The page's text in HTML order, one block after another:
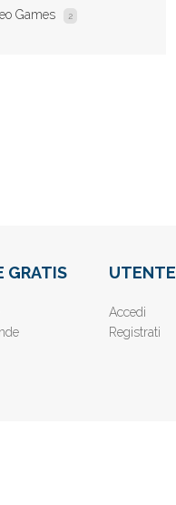
Games 2
GRATIS UTENTE
Accedi
Registrati